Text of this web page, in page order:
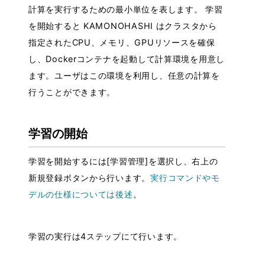
計算を実行するための最小単位を表します。 学習
を開始すると KAMONOHASHI はクラスタから
指定されたCPU、メモリ、GPUリソースを確保
し、Dockerコンテナを起動して計算環境を用意し
ます。ユーザはこの環境を利用し、任意の計算を
行うことができます。
学習の開始
学習を開始するには[学習管理]を選択し、右上の
新規登録ボタンから行います。実行コマンドやモ
デルの仕様については後述 。
学習の実行は4ステップにて行います。